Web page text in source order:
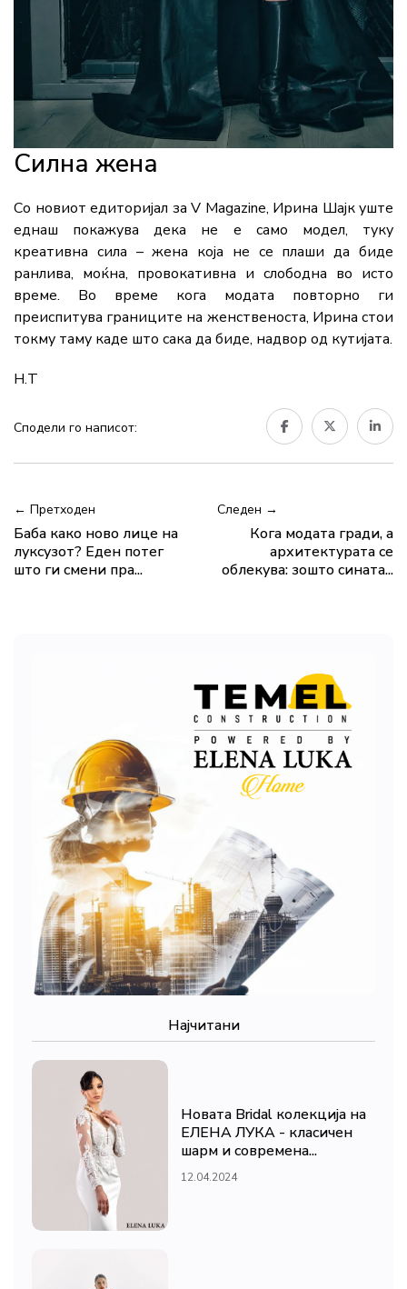
Силна жена
Со новиот едиторијал за V Magazine, Ирина Шајк уште
еднаш покажува дека не е само модел, туку
креативна сила – жена која не се плаши да биде
ранлива, моќна, провокативна и слободна во исто
време. Во време кога модата повторно ги
преиспитува границите на женственоста, Ирина стои
токму таму каде што сака да биде, надвор од кутијата.
Н.Т
Сподели го написот:
← Претходен
Баба како ново лице на
луксузот? Еден потег
што ги смени пра...
Следен →
Кога модата гради, а
архитектурата се
облекува: зошто сината...
Најчитани
Новата Bridal колекција на
ЕЛЕНА ЛУКА - класичен
шарм и современа...
12.04.2024